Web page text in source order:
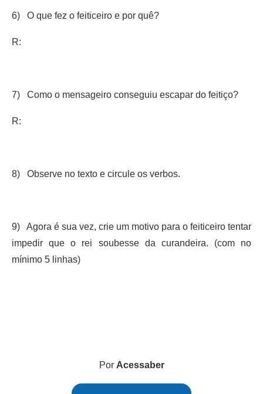
6) O que fez o feiticeiro e por quê?
R:
7) Como o mensageiro conseguiu escapar do feitiço?
R:
8) Observe no texto e circule os verbos.
9) Agora é sua vez, crie um motivo para o feiticeiro tentar
impedir que o rei soubesse da curandeira. (com no
mínimo 5 linhas)
Por Acessaber